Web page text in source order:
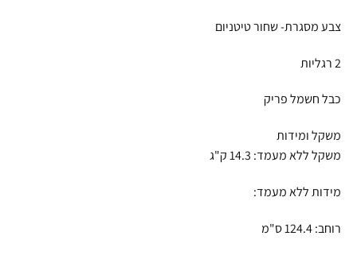
צבע מסגרת- שחור טיטניום
2 רגליות
כבל חשמל פריק
משקל ומידות
משקל ללא מעמד: 14.3 ק"ג
מידות ללא מעמד:
רוחב: 124.4 ס"מ